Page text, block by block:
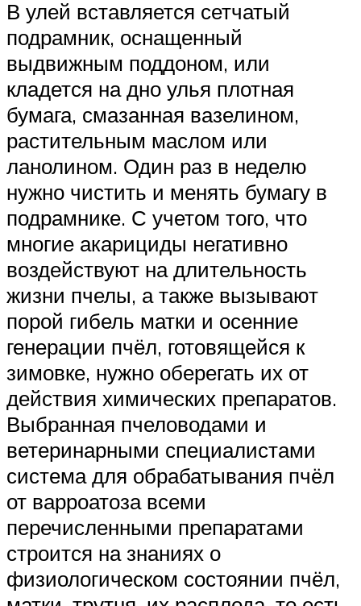
В улей вставляется сетчатый
подрамник, оснащенный
выдвижным поддоном, или
кладется на дно улья плотная
бумага, смазанная вазелином,
растительным маслом или
ланолином. Один раз в неделю
нужно чистить и менять бумагу в
подрамнике. С учетом того, что
многие акарициды негативно
воздействуют на длительность
жизни пчелы, а также вызывают
порой гибель матки и осенние
генерации пчёл, готовящейся к
зимовке, нужно оберегать их от
действия химических препаратов.
Выбранная пчеловодами и
ветеринарными специалистами
система для обрабатывания пчёл
от варроатоза всеми
перечисленными препаратами
строится на знаниях о
физиологическом состоянии пчёл,